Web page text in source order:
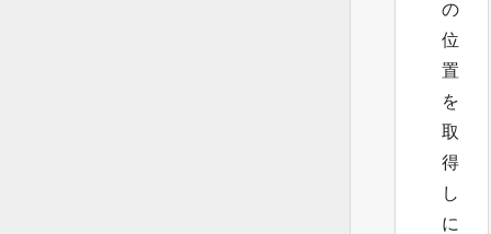
の
位
置
を
取
得
し
に